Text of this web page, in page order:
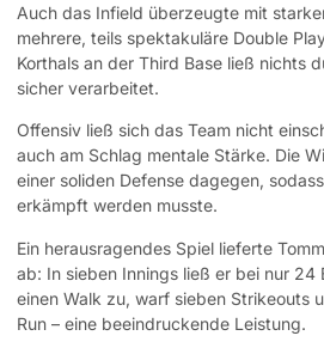
Auch das Infield überzeugte mit
mehrere, teils spektakuläre Double
Korthals an der Third Base ließ nichts
sicher verarbeitet.
Offensiv ließ sich das Team nicht
auch am Schlag mentale Stärke. Die
einer soliden Defense dagegen,
erkämpft werden musste.
Ein herausragendes Spiel lieferte
ab: In sieben Innings ließ er bei nur
einen Walk zu, warf sieben Strikeouts
Run – eine beeindruckende Leistung.